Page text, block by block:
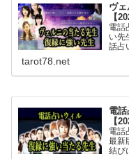
ヴ
【
電話
い先
話占
いま
tarot78.net
電
【
電話
最新
結び